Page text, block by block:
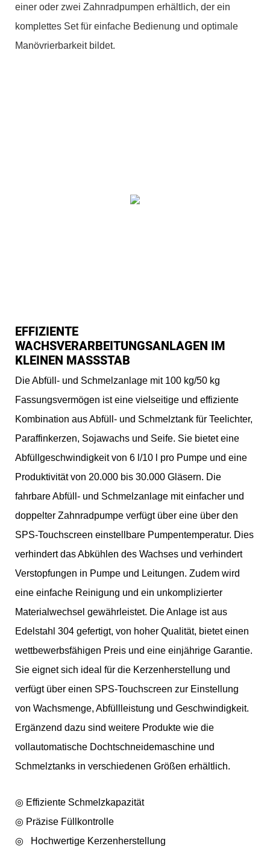
einer oder zwei Zahnradpumpen erhältlich, der ein
komplettes Set für einfache Bedienung und optimale
Manövrierbarkeit bildet.
EFFIZIENTE
WACHSVERARBEITUNGSANLAGEN IM
KLEINEN MASSSTAB
Die Abfüll- und Schmelzanlage mit 100 kg/50 kg
Fassungsvermögen ist eine vielseitige und effiziente
Kombination aus Abfüll- und Schmelztank für Teelichter,
Paraffinkerzen, Sojawachs und Seife. Sie bietet eine
Abfüllgeschwindigkeit von 6 l/10 l pro Pumpe und eine
Produktivität von 20.000 bis 30.000 Gläsern. Die
fahrbare Abfüll- und Schmelzanlage mit einfacher und
doppelter Zahnradpumpe verfügt über eine über den
SPS-Touchscreen einstellbare Pumpentemperatur. Dies
verhindert das Abkühlen des Wachses und verhindert
Verstopfungen in Pumpe und Leitungen. Zudem wird
eine einfache Reinigung und ein unkomplizierter
Materialwechsel gewährleistet. Die Anlage ist aus
Edelstahl 304 gefertigt, von hoher Qualität, bietet einen
wettbewerbsfähigen Preis und eine einjährige Garantie.
Sie eignet sich ideal für die Kerzenherstellung und
verfügt über einen SPS-Touchscreen zur Einstellung
von Wachsmenge, Abfüllleistung und Geschwindigkeit.
Ergänzend dazu sind weitere Produkte wie die
vollautomatische Dochtschneidemaschine und
Schmelztanks in verschiedenen Größen erhältlich.
◎ Effiziente Schmelzkapazität
◎ Präzise Füllkontrolle
◎
Hochwertige Kerzenherstellung